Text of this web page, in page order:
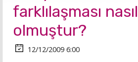
farklılaşması nasıl
olmuştur?
12/12/2009 6:00